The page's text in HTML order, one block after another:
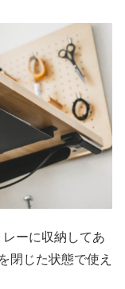
ーに収納してあ
閉じた状態で使え